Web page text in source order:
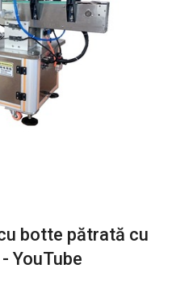
botte pătrată cu
YouTube